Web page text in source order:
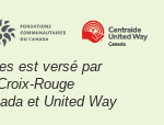
est versé par
Rouge
et United Way